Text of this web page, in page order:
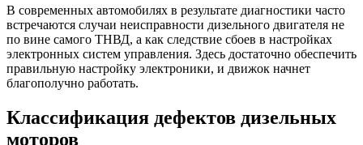
В современных автомобилях в результате диагностики часто
встречаются случаи неисправности дизельного двигателя не
по вине самого ТНВД, а как следствие сбоев в настройках
электронных систем управления. Здесь достаточно обеспечить
правильную настройку электроники, и движок начнет
благополучно работать.
Классификация дефектов дизельных
моторов